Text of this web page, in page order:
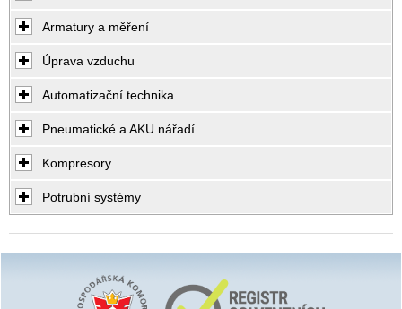
Armatury a měření
Úprava vzduchu
Automatizační technika
Pneumatické a AKU nářadí
Kompresory
Potrubní systémy